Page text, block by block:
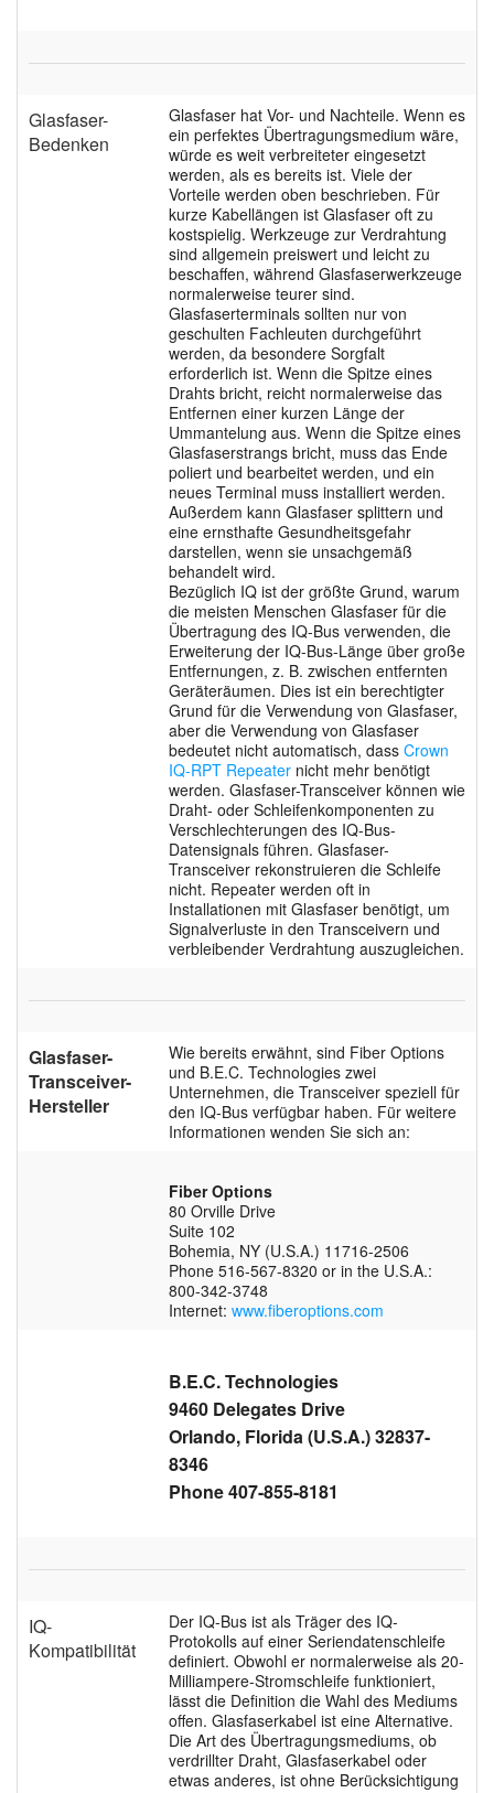
Glasfaser-
Bedenken
Glasfaser hat Vor- und Nachteile. Wenn es
ein perfektes Übertragungsmedium wäre,
würde es weit verbreiteter eingesetzt
werden, als es bereits ist. Viele der
Vorteile werden oben beschrieben. Für
kurze Kabellängen ist Glasfaser oft zu
kostspielig. Werkzeuge zur Verdrahtung
sind allgemein preiswert und leicht zu
beschaffen, während Glasfaserwerkzeuge
normalerweise teurer sind.
Glasfaserterminals sollten nur von
geschulten Fachleuten durchgeführt
werden, da besondere Sorgfalt
erforderlich ist. Wenn die Spitze eines
Drahts bricht, reicht normalerweise das
Entfernen einer kurzen Länge der
Ummantelung aus. Wenn die Spitze eines
Glasfaserstrangs bricht, muss das Ende
poliert und bearbeitet werden, und ein
neues Terminal muss installiert werden.
Außerdem kann Glasfaser splittern und
eine ernsthafte Gesundheitsgefahr
darstellen, wenn sie unsachgemäß
behandelt wird.
Bezüglich IQ ist der größte Grund, warum
die meisten Menschen Glasfaser für die
Übertragung des IQ-Bus verwenden, die
Erweiterung der IQ-Bus-Länge über große
Entfernungen, z. B. zwischen entfernten
Geräteräumen. Dies ist ein berechtigter
Grund für die Verwendung von Glasfaser,
aber die Verwendung von Glasfaser
bedeutet nicht automatisch, dass Crown
IQ-RPT Repeater nicht mehr benötigt
werden. Glasfaser-Transceiver können wie
Draht- oder Schleifenkomponenten zu
Verschlechterungen des IQ-Bus-
Datensignals führen. Glasfaser-
Transceiver rekonstruieren die Schleife
nicht. Repeater werden oft in
Installationen mit Glasfaser benötigt, um
Signalverluste in den Transceivern und
verbleibender Verdrahtung auszugleichen.
Glasfaser-
Transceiver-
Hersteller
Wie bereits erwähnt, sind Fiber Options
und B.E.C. Technologies zwei
Unternehmen, die Transceiver speziell für
den IQ-Bus verfügbar haben. Für weitere
Informationen wenden Sie sich an:
Fiber Options
80 Orville Drive
Suite 102
Bohemia, NY (U.S.A.) 11716-2506
Phone 516-567-8320 or in the U.S.A.:
800-342-3748
Internet: www.fiberoptions.com
B.E.C. Technologies
9460 Delegates Drive
Orlando, Florida (U.S.A.) 32837-
8346
Phone 407-855-8181
IQ-
Kompatibilität
Der IQ-Bus ist als Träger des IQ-
Protokolls auf einer Seriendatenschleife
definiert. Obwohl er normalerweise als 20-
Milliampere-Stromschleife funktioniert,
lässt die Definition die Wahl des Mediums
offen. Glasfaserkabel ist eine Alternative.
Die Art des Übertragungsmediums, ob
verdrillter Draht, Glasfaserkabel oder
etwas anderes, ist ohne Berücksichtigung